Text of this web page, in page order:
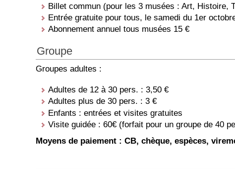
Billet commun (pour les 3 musées : Art, Histoire,
Entrée gratuite pour tous, le samedi du 1er
Abonnement annuel tous musées 15 €
Groupe
Groupes adultes :
Adultes de 12 à 30 pers. : 3,50 €
Adultes plus de 30 pers. : 3 €
Enfants : entrées et visites gratuites
Visite guidée : 60€ (forfait pour un groupe de 40
Moyens de paiement : CB, chèque, espèces,